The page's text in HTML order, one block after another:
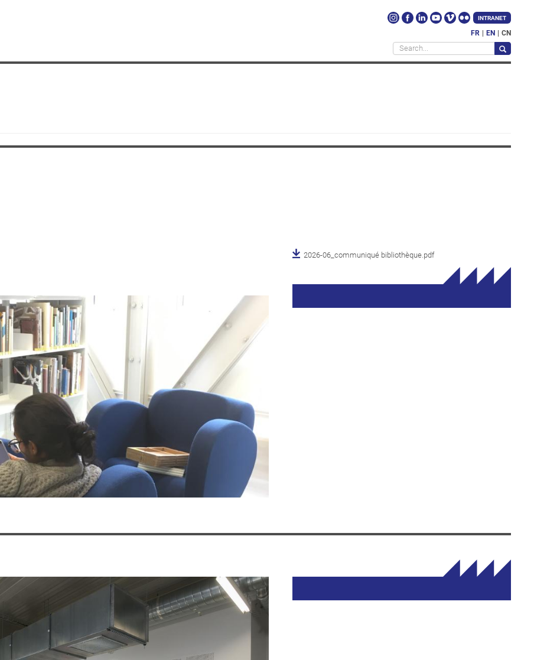
FR EN CN
INTRANET
2026-06_communiqué bibliothèque.pdf